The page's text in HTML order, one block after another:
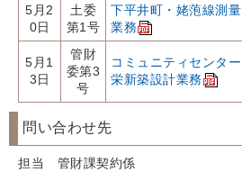
5月2
0日
土委
第1号
下平井町・姥萢線測量
業務
5月1
3日
管財
委第3
号
コミュニティセンター
栄新築設計業務
問い合わせ先
担当 管財課契約係